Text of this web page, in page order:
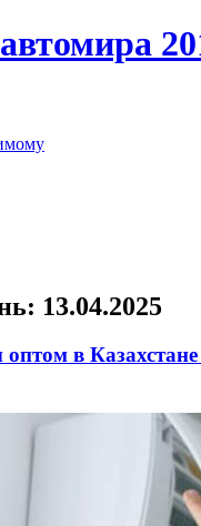
13.04.2025
в